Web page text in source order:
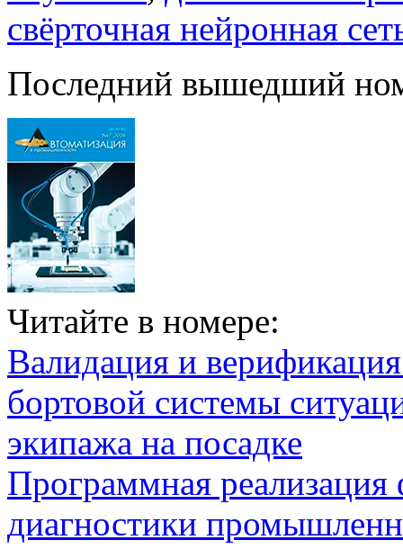
свёрточная нейронная
Последний вышедший
Читайте в номере:
Валидация и
бортовой системы
экипажа на посадке
Программная
диагностики